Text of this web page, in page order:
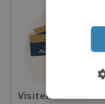
Visitenkarten